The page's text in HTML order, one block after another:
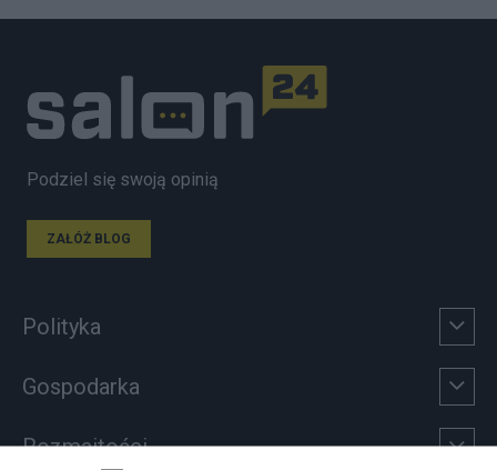
Podziel się swoją opinią
ZAŁÓŻ BLOG
Polityka
Gospodarka
Rozmaitości